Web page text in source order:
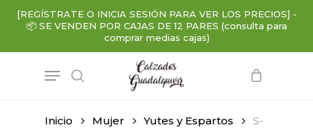
content
[REGÍSTRATE O INICIA SESIÓN PARA VER LOS PRECIOS] -
📦 SE VENDEN POR CAJAS DE 12 PARES (consulta para
comprar medias cajas)
search
Menu
Inicio Mujer Yutes y Espartos
S-